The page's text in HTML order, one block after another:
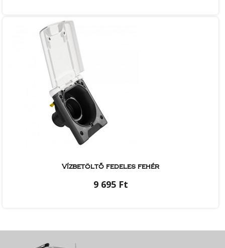
Vízbetöltő fedeles fehér
9 695 Ft